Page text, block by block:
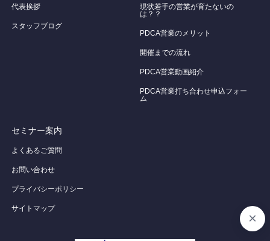
代表挨拶
スタッフブログ
現状若手の営業が育たないの
は？？
PDCA営業のメリット
開催までの流れ
PDCA営業動画紹介
PDCA営業打ち合わせ申込フォー
ム
セミナー案内
よくあるご質問
お問い合わせ
プライバシーポリシー
サイトマップ